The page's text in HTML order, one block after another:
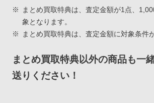
まとめ買取特典は、査定金額が1点、
象となります。
まとめ買取特典は、査定金額に対象条件
まとめ買取特典以外の商品も一
送りください！